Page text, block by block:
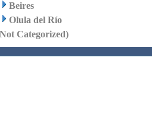
Beires
Olula del Río
Categorized)